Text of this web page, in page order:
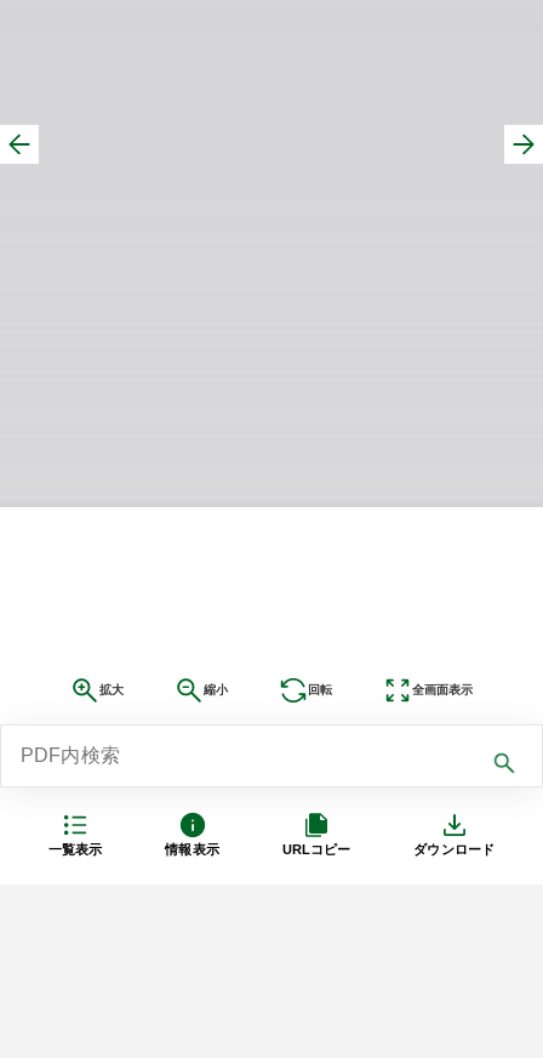
一覧表示 情報表示 URLコピー ダウンロード
拡大 縮小 回転 全画面表示